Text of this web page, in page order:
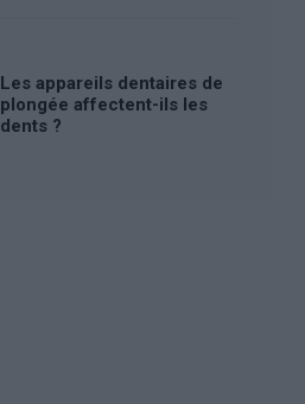
Les appareils dentaires de
plongée affectent-ils les
dents ?